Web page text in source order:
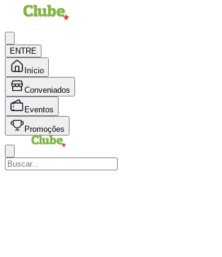
ENTRE
Início
Conveniados
Eventos
Promoções